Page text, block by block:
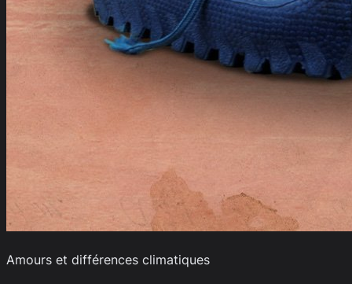
Amours et différences climatiques